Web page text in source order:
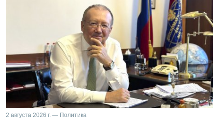
2 августа 2026 г. — Политика